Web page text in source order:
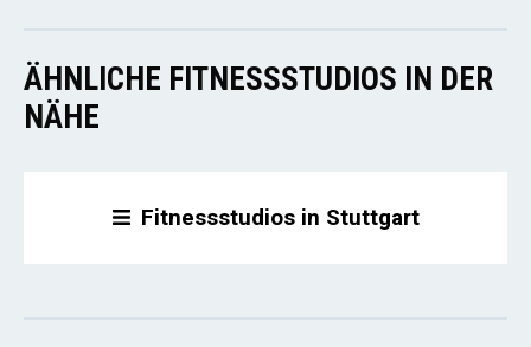
ÄHNLICHE FITNESSSTUDIOS IN DER
NÄHE
Fitnessstudios in Stuttgart